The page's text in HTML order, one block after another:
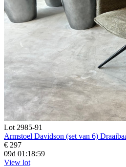
Lot 2985-91
Armstoel Davidson (set van 6)
€ 297
09d 01:18:58
View lot